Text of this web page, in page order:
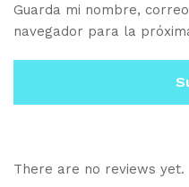
Guarda mi nombre,
navegador para la
There are no reviews yet.